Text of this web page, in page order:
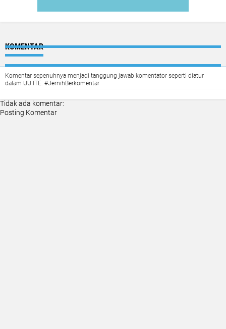
KOMENTAR
Komentar sepenuhnya menjadi tanggung jawab komentator seperti diatur
dalam UU ITE. #JernihBerkomentar
Tidak ada komentar:
Posting Komentar